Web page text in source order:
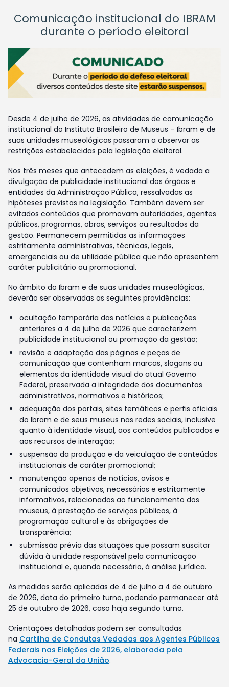
Comunicação institucional do IBRAM
durante o período eleitoral
Desde 4 de julho de 2026, as atividades de comunicação
institucional do Instituto Brasileiro de Museus – Ibram e de
suas unidades museológicas passaram a observar as
restrições estabelecidas pela legislação eleitoral.
Nos três meses que antecedem as eleições, é vedada a
divulgação de publicidade institucional dos órgãos e
entidades da Administração Pública, ressalvadas as
hipóteses previstas na legislação. Também devem ser
evitados conteúdos que promovam autoridades, agentes
públicos, programas, obras, serviços ou resultados da
gestão. Permanecem permitidas as informações
estritamente administrativas, técnicas, legais,
emergenciais ou de utilidade pública que não apresentem
caráter publicitário ou promocional.
No âmbito do Ibram e de suas unidades museológicas,
deverão ser observadas as seguintes providências:
ocultação temporária das notícias e publicações
anteriores a 4 de julho de 2026 que caracterizem
publicidade institucional ou promoção da gestão;
revisão e adaptação das páginas e peças de
comunicação que contenham marcas, slogans ou
elementos da identidade visual do atual Governo
Federal, preservada a integridade dos documentos
administrativos, normativos e históricos;
adequação dos portais, sites temáticos e perfis oficiais
do Ibram e de seus museus nas redes sociais, inclusive
quanto à identidade visual, aos conteúdos publicados e
aos recursos de interação;
suspensão da produção e da veiculação de conteúdos
institucionais de caráter promocional;
manutenção apenas de notícias, avisos e
comunicados objetivos, necessários e estritamente
informativos, relacionados ao funcionamento dos
museus, à prestação de serviços públicos, à
programação cultural e às obrigações de
transparência;
submissão prévia das situações que possam suscitar
dúvida à unidade responsável pela comunicação
institucional e, quando necessário, à análise jurídica.
As medidas serão aplicadas de 4 de julho a 4 de outubro
de 2026, data do primeiro turno, podendo permanecer até
25 de outubro de 2026, caso haja segundo turno.
Orientações detalhadas podem ser consultadas
na Cartilha de Condutas Vedadas aos Agentes Públicos
Federais nas Eleições de 2026, elaborada pela
Advocacia-Geral da União.